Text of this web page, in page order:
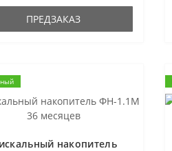
с моб..
ПРЕДЗАКАЗ
накопитель